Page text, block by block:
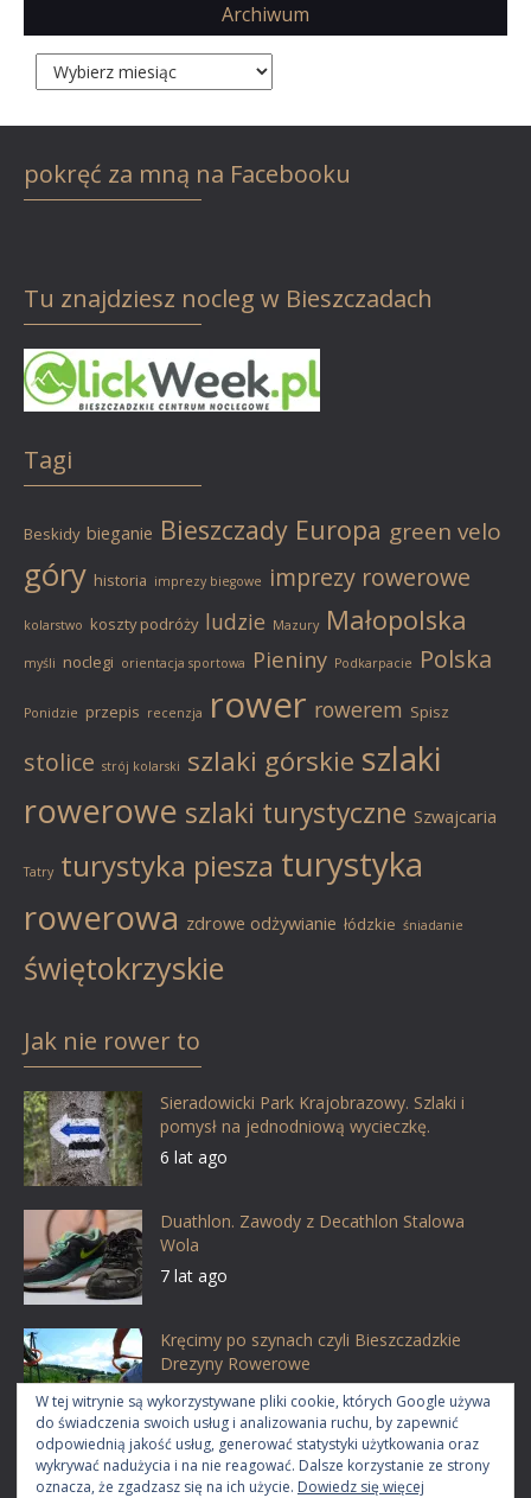
Archiwum
Archiwum
pokręć za mną na Facebooku
Tu znajdziesz nocleg w Bieszczadach
Tagi
Beskidy bieganie Bieszczady Europa green velo
góry historia imprezy biegowe imprezy rowerowe
kolarstwo koszty podróży ludzie Mazury Małopolska
myśli noclegi orientacja sportowa Pieniny Podkarpacie Polska
Ponidzie przepis recenzja rower rowerem Spisz
stolice strój kolarski szlaki górskie szlaki
rowerowe szlaki turystyczne Szwajcaria
Tatry turystyka piesza turystyka
rowerowa zdrowe odżywianie łódzkie śniadanie
świętokrzyskie
Jak nie rower to
Sieradowicki Park Krajobrazowy. Szlaki i
pomysł na jednodniową wycieczkę.
6 lat ago
Duathlon. Zawody z Decathlon Stalowa
Wola
7 lat ago
Kręcimy po szynach czyli Bieszczadzkie
Drezyny Rowerowe
11 lat ago
W tej witrynie są wykorzystywane pliki cookie, których Google używa
do świadczenia swoich usług i analizowania ruchu, by zapewnić
odpowiednią jakość usług, generować statystyki użytkowania oraz
wykrywać nadużycia i na nie reagować. Dalsze korzystanie ze strony
oznacza, że zgadzasz się na ich użycie. Dowiedz się więcej